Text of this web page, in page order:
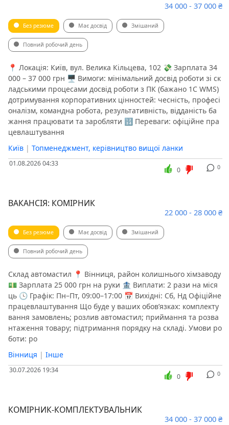
34 000 - 37 000 ₴
Без резюме Має досвід Змішаний
Повний робочий день
📍 Локація: Київ, вул. Велика Кільцева, 102 💸 Зарплата 34
000 – 37 000 грн 🖥 Вимоги: мінімальний досвід роботи зі ск
ладськими процесами досвід роботи з ПК (бажано 1С WMS)
дотримування корпоративних цінностей: чесність, професі
оналізм, командна робота, результативність, відданість ба
жання працювати та заробляти 🔢 Переваги: офіційне пра
цевлаштування
Київ | Топменеджмент, керівництво вищої ланки
01.08.2026 04:33 0
0
ВАКАНСІЯ: КОМІРНИК
22 000 - 28 000 ₴
Без резюме Має досвід Змішаний
Повний робочий день
Склад автомастил 📍 Вінниця, район колишнього хімзаводу
💵 Зарплата 25 000 грн на руки 🏦 Виплати: 2 рази на міся
ць 🕓 Графік: Пн–Пт, 09:00–17:00 📅 Вихідні: Сб, Нд Офіційне
працевлаштування Що буде у ваших обов’язках: комплекту
вання замовлень; розлив автомастил; приймання та розва
нтаження товару; підтримання порядку на складі. Умови ро
боти: ро
Вінниця | Інше
30.07.2026 19:34 0
0
КОМІРНИК-КОМПЛЕКТУВАЛЬНИК
34 000 - 37 000 ₴